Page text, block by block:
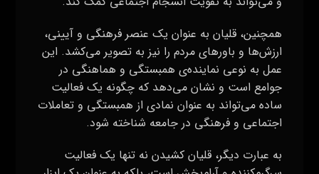
به عبارت دیگر، قلیان کشیدن نه تنها یک فعالیت
سرگرم‌کننده و آرام‌بخش است، بلکه به عنوان یک ابزار
برای ایجاد و تقویت ارتباطات اجتماعی و فرهنگی نیز
شناخته می‌شود. این عمل باستانی، یک داستان زیبا و
پراهمیت از همبستگی و اتحاد در جوامع را به تصویر
می‌کشد و هنوز هم در برخی جوامع جایگاه خود را
حفظ کرده است.